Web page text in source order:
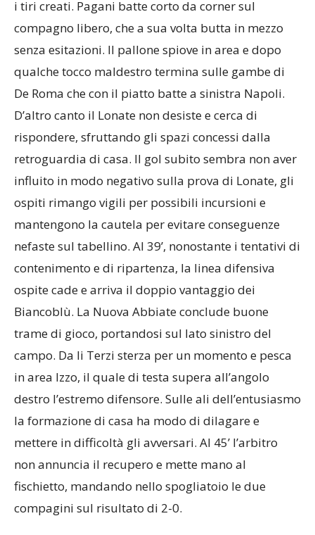
i tiri creati. Pagani batte corto da corner sul
compagno libero, che a sua volta butta in mezzo
senza esitazioni. Il pallone spiove in area e dopo
qualche tocco maldestro termina sulle gambe di
De Roma che con il piatto batte a sinistra Napoli.
D’altro canto il Lonate non desiste e cerca di
rispondere, sfruttando gli spazi concessi dalla
retroguardia di casa. Il gol subito sembra non aver
influito in modo negativo sulla prova di Lonate, gli
ospiti rimango vigili per possibili incursioni e
mantengono la cautela per evitare conseguenze
nefaste sul tabellino. Al 39’, nonostante i tentativi di
contenimento e di ripartenza, la linea difensiva
ospite cade e arriva il doppio vantaggio dei
Biancoblù. La Nuova Abbiate conclude buone
trame di gioco, portandosi sul lato sinistro del
campo. Da li Terzi sterza per un momento e pesca
in area Izzo, il quale di testa supera all’angolo
destro l’estremo difensore. Sulle ali dell’entusiasmo
la formazione di casa ha modo di dilagare e
mettere in difficoltà gli avversari. Al 45’ l’arbitro
non annuncia il recupero e mette mano al
fischietto, mandando nello spogliatoio le due
compagini sul risultato di 2-0.